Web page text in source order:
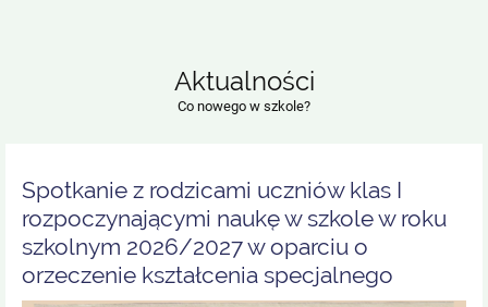
Aktualności
Co nowego w szkole?
Spotkanie z rodzicami uczniów klas I
rozpoczynającymi naukę w szkole w roku
szkolnym 2026/2027 w oparciu o
orzeczenie kształcenia specjalnego